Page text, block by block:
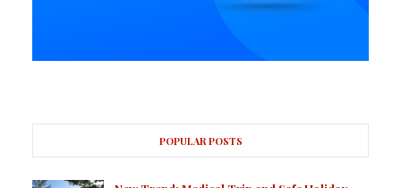
POPULAR POSTS